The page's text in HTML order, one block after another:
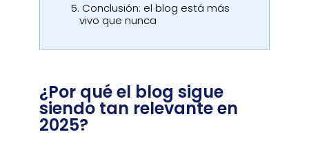
5. Conclusión: el blog está más
vivo que nunca
¿Por qué el blog sigue
siendo tan relevante en
2025?